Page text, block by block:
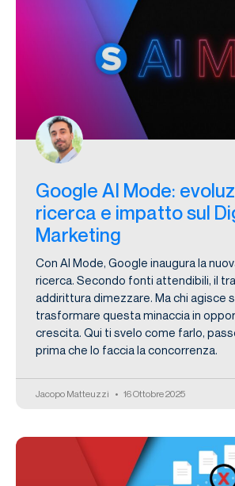
Google AI Mode:
ricerca e impatto sul
Marketing
Con AI Mode, Google inaugura la
ricerca. Secondo fonti attendibili, il
addirittura dimezzare. Ma chi agisce
trasformare questa minaccia in
crescita. Qui ti svelo come farlo,
prima che lo faccia la concorrenza.
Jacopo Matteuzzi 16 Ottobre 2025